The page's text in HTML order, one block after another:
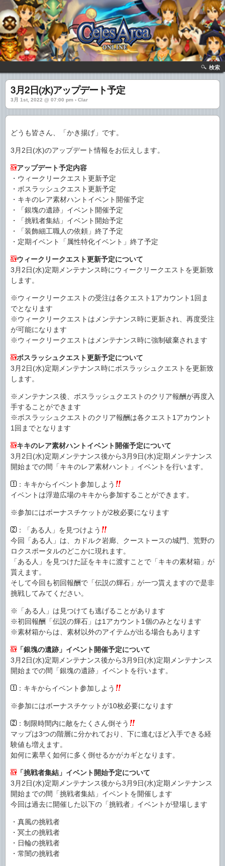
検索
3月2日(水)アップデート予定
3月 1st, 2022 @ 07:00 pm › Clar
どうも皆さん、「かき揚げ」です。
3月2日(水)のアップデート情報をお伝えします。
アップデート予定内容
・ウィークリークエスト更新予定
・ボスラッシュクエスト更新予定
・キキのレア素材ハントイベント開催予定
・「銀塊の遺跡」イベント開催予定
・「挑戦者集結」イベント開始予定
・「装飾細工職人の依頼」終了予定
・定期イベント「属性特化イベント」終了予定
ウィークリークエスト更新予定について
3月2日(水)定期メンテナンス時にウィークリークエストを更新致
します。
※ウィークリークエストの受注は各クエスト1アカウント1回ま
でとなります
※ウィークリークエストはメンテナンス時に更新され、再度受注
が可能になります
※ウィークリークエストはメンテナンス時に強制破棄されます
ボスラッシュクエスト更新予定について
3月2日(水)定期メンテナンス時にボスラッシュクエストを更新致
します。
※メンテナンス後、ボスラッシュクエストのクリア報酬が再度入
手することができます
※ボスラッシュクエストのクリア報酬は各クエスト1アカウント
1回までとなります
キキのレア素材ハントイベント開催予定について
3月2日(水)定期メンテナンス後から3月9日(水)定期メンテナンス
開始までの間「キキのレア素材ハント」イベントを行います。
：キキからイベント参加しよう
イベントは浮遊広場のキキから参加することができます。
※参加にはボーナスチケットが2枚必要になります
：「ある人」を見つけよう
今回「ある人」は、カドルク岩廊、クーストースの城門、荒野の
ロクスポータルのどこかに現れます。
「ある人」を見つけた証をキキに渡すことで「キキの素材箱」が
貰えます。
そして今回も初回報酬で「伝説の輝石」が一つ貰えますので是非
挑戦してみてください。
※「ある人」は見つけても逃げることがあります
※初回報酬「伝説の輝石」は1アカウント1個のみとなります
※素材箱からは、素材以外のアイテムが出る場合もあります
「銀塊の遺跡」イベント開催予定について
3月2日(水)定期メンテナンス後から3月9日(水)定期メンテナンス
開始までの間「銀塊の遺跡」イベントを行います。
：キキからイベント参加しよう
※参加にはボーナスチケットが10枚必要になります
：制限時間内に敵をたくさん倒そう
マップは3つの階層に分かれており、下に進むほど入手できる経
験値も増えます。
如何に素早く如何に多く倒せるかがカギとなります。
「挑戦者集結」イベント開始予定について
3月2日(水)定期メンテナンス後から3月9日(水)定期メンテナンス
開始までの間「挑戦者集結」イベントを開催します
今回は過去に開催した以下の「挑戦者」イベントが登場します
・真風の挑戦者
・冥土の挑戦者
・日輪の挑戦者
・常闇の挑戦者